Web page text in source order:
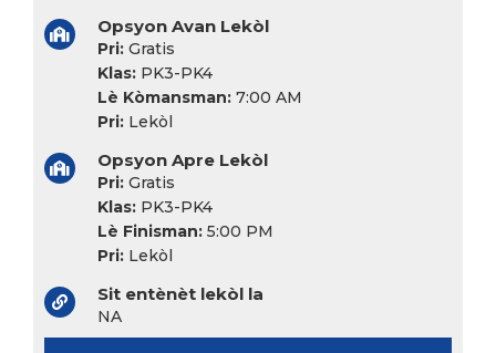
Opsyon Avan Lekòl
Pri: Gratis
Klas: PK3-PK4
Lè Kòmansman: 7:00 AM
Pri: Lekòl
Opsyon Apre Lekòl
Pri: Gratis
Klas: PK3-PK4
Lè Finisman: 5:00 PM
Pri: Lekòl
Sit entènèt lekòl la
NA